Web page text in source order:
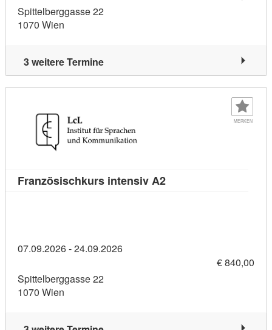
Spittelberggasse 22
1070 Wien
3 weitere Termine
MERKEN
Französischkurs intensiv A2Kursdetail:
07.09.2026 - 24.09.2026
€ 840,00
Spittelberggasse 22
1070 Wien